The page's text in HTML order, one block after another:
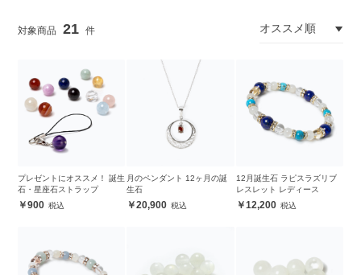
21
プレゼントにオススメ！ 誕生
石・星座石ストラップ
900
月のペンダント 12ヶ月の誕
生石
20,900
12月誕生石 ラピスラズリブ
レスレット レディース
12,200